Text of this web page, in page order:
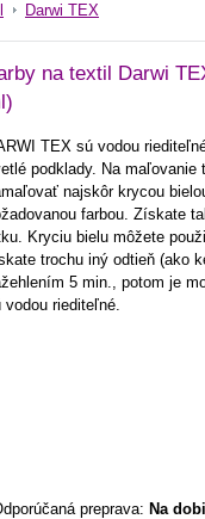
Darwi TEX
na textil Darwi
TEX sú vodou
podklady. Na maľovanie
najskôr krycou
farbou. Získate
Kryciu bielu môžete
trochu iný odtieň (ako
5 min., potom je
vodou riediteľné.
Na